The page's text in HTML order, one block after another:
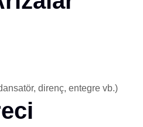
direnç, entegre vb.)